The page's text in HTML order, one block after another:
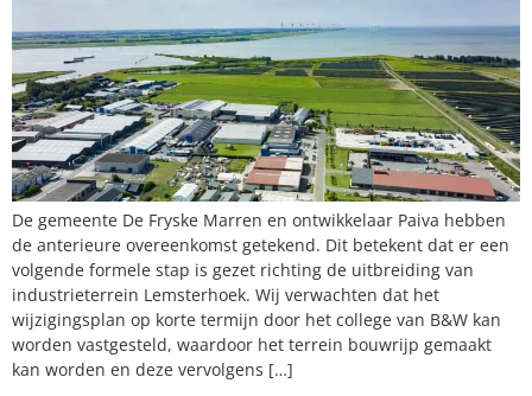
De gemeente De Fryske Marren en ontwikkelaar Paiva hebben
de anterieure overeenkomst getekend. Dit betekent dat er een
volgende formele stap is gezet richting de uitbreiding van
industrieterrein Lemsterhoek. Wij verwachten dat het
wijzigingsplan op korte termijn door het college van B&W kan
worden vastgesteld, waardoor het terrein bouwrijp gemaakt
kan worden en deze vervolgens […]